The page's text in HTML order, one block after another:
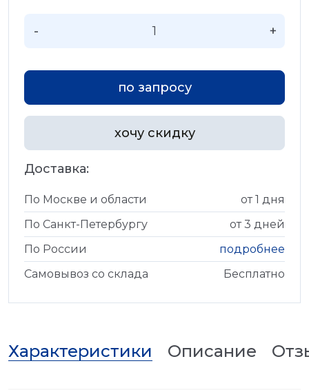
- +
по запросу
хочу скидку
Доставка:
По Москве и области
от 1 дня
По Санкт-Петербургу
от 3 дней
По России
подробнее
Самовывоз со склада
Бесплатно
Характеристики Описание